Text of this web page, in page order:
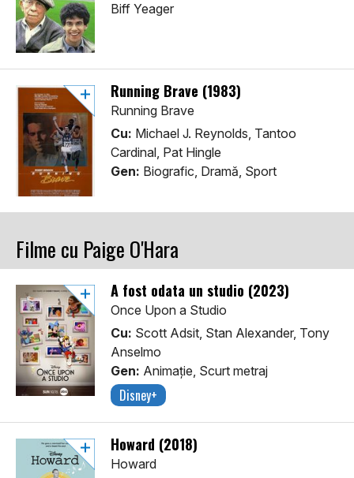
Biff Yeager
Running Brave (1983)
Running Brave
Cu: Michael J. Reynolds, Tantoo
Cardinal, Pat Hingle
Gen: Biografic, Dramă, Sport
Filme cu Paige O'Hara
A fost odata un studio (2023)
Once Upon a Studio
Cu: Scott Adsit, Stan Alexander, Tony
Anselmo
Gen: Animaţie, Scurt metraj
Disney+
Howard (2018)
Howard